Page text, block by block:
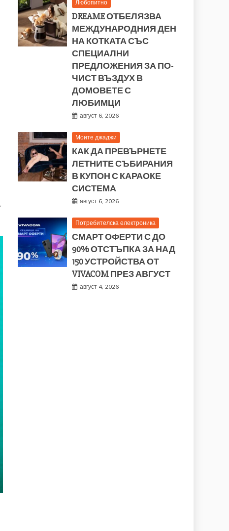
Любопитно
DREAME ОТБЕЛЯЗВА
МЕЖДУНАРОДНИЯ ДЕН
НА КОТКАТА СЪС
СПЕЦИАЛНИ
ПРЕДЛОЖЕНИЯ ЗА ПО-
ЧИСТ ВЪЗДУХ В
ДОМОВЕТЕ С
ЛЮБИМЦИ
август 6, 2026
Моите джаджи
КАК ДА ПРЕВЪРНЕТЕ
ЛЕТНИТЕ СЪБИРАНИЯ
В КУПОН С КАРАОКЕ
СИСТЕМА
август 6, 2026
Потребителска електроника
СМАРТ ОФЕРТИ С ДО
90% ОТСТЪПКА ЗА НАД
150 УСТРОЙСТВА ОТ
VIVACOM ПРЕЗ АВГУСТ
август 4, 2026